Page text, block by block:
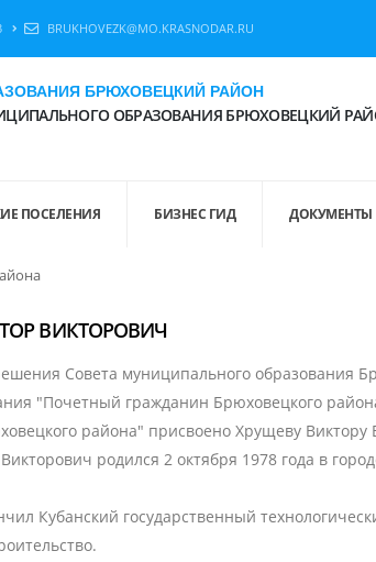
BRUKHOVEZK@MO.KRASNODAR.RU
БРЮХОВЕЦКИЙ РАЙОН
ОБРАЗОВАНИЯ БРЮХОВЕЦКИЙ
ПОСЕЛЕНИЯ БИЗНЕС ГИД ДОКУМЕНТЫ
ВИКТОРОВИЧ
Совета муниципального образования
"Почетный гражданин Брюховецкого
района" присвоено Хрущеву Виктору
родился 2 октября 1978 года в
Кубанский государственный